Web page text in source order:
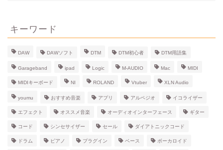
ブ
キーワード
DAW DAWソフト DTM DTM初心者 DTM用語集
Garageband ipad Logic M-AUDIO Mac MIDI
MIDIキーボード NI ROLAND Vtuber XLN Audio
youmu おすすめ音楽 アプリ アルペジオ イコライザー
エフェクト オススメ音楽 オーディオインターフェース ギター
コード シンセサイザー セール ダイアトニックコード
ドラム ピアノ プラグイン ベース ボーカロイド